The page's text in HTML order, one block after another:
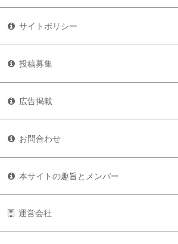
サイトポリシー
投稿募集
広告掲載
お問合わせ
本サイトの趣旨とメンバー
運営会社